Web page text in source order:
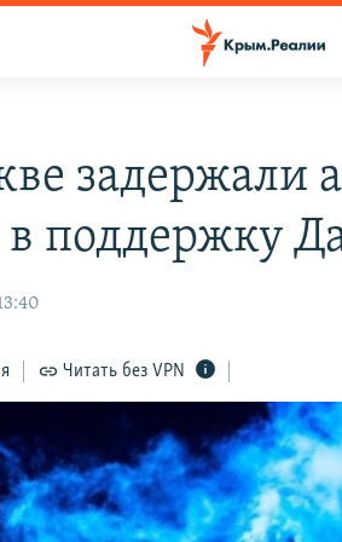
задержали
поддержку
Читать без VPN